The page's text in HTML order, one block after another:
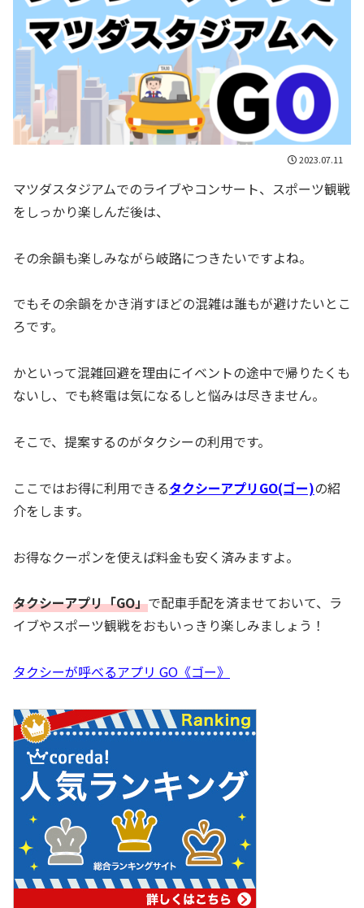
2023.07.11
マツダスタジアムでのライブやコンサート、スポーツ観戦
をしっかり楽しんだ後は、
その余韻も楽しみながら岐路につきたいですよね。
でもその余韻をかき消すほどの混雑は誰もが避けたいとこ
ろです。
かといって混雑回避を理由にイベントの途中で帰りたくも
ないし、でも終電は気になるしと悩みは尽きません。
そこで、提案するのがタクシーの利用です。
ここではお得に利用できるタクシーアプリGO(ゴー)の紹
介をします。
お得なクーポンを使えば料金も安く済みますよ。
タクシーアプリ「GO」で配車手配を済ませておいて、ラ
イブやスポーツ観戦をおもいっきり楽しみましょう！
タクシーが呼べるアプリ GO《ゴー》